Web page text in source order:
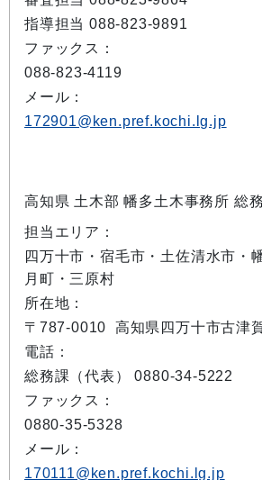
指導担当 088-823-9891
ファックス：
088-823-4119
メール：
172901@ken.pref.kochi.lg.jp
高知県 土木部 幡多土木事務所 総
担当エリア：
四万十市・宿毛市・土佐清水市・
月町・三原村
所在地：
〒787-0010 高知県四万十市古津
電話：
総務課（代表） 0880-34-5222
ファックス：
0880-35-5328
メール：
170111@ken.pref.kochi.lg.jp